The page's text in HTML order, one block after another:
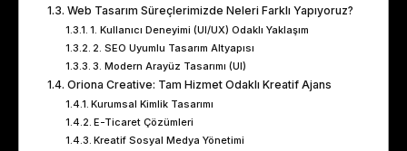
Web Tasarım Süreçlerimizde Neleri Farklı Yapıyoruz?
1. Kullanıcı Deneyimi (UI/UX) Odaklı Yaklaşım
2. SEO Uyumlu Tasarım Altyapısı
3. Modern Arayüz Tasarımı (UI)
Oriona Creative: Tam Hizmet Odaklı Kreatif Ajans
Kurumsal Kimlik Tasarımı
E-Ticaret Çözümleri
Kreatif Sosyal Medya Yönetimi